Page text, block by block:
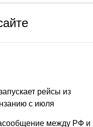
рейсы из
с июля
между РФ и